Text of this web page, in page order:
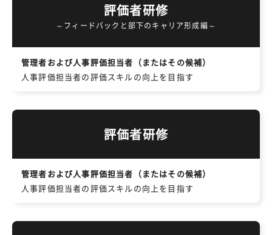
評価者研修
～フィードバックと部下のキャリア形成編～
管理者および人事評価担当者（またはその候補）
人事評価担当者の評価スキルの向上を目指す
評価者研修
管理者および人事評価担当者（またはその候補）
人事評価担当者の評価スキルの向上を目指す